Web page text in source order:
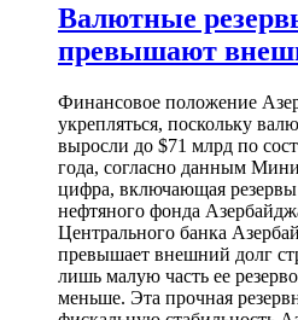
Валютные
превышают
Финансовое положение
укрепляться, поскольку
выросли до $71 млрд по
года, согласно данным
цифра, включающая резервы
нефтяного фонда
Центрального банка
превышает внешний долг
лишь малую часть ее
меньше. Эта прочная